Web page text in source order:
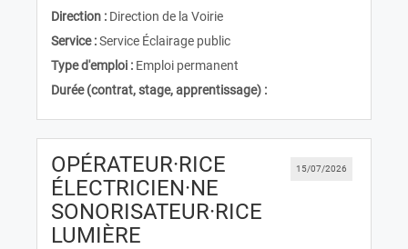
Direction : Direction de la Voirie
Service :Service Éclairage public
Type d'emploi : Emploi permanent
Durée (contrat, stage, apprentissage) :
15/07/2026
OPÉRATEUR·RICE
ÉLECTRICIEN·NE
SONORISATEUR·RICE
LUMIÈRE